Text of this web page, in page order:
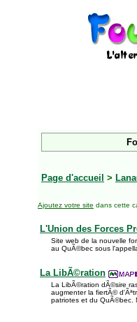
Page d'accueil >
Ajoutez votre site dans cette
L'Union des Forces
Site web de la nouvelle
au QuÃ©bec sous
La LibÃ©ration
La LibÃ©ration dÃ©sire
augmenter la fiertÃ©
patriotes et du QuÃ©bec.